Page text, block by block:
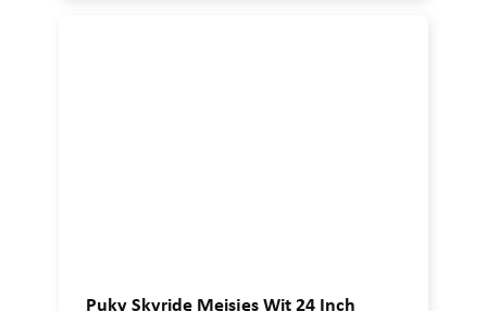
Puky Skyride Meisjes Wit 24 Inch